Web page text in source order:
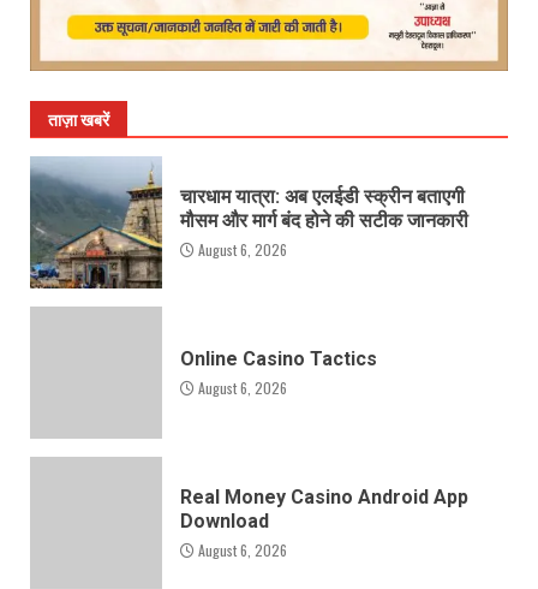
ताज़ा खबरें
चारधाम यात्रा: अब एलईडी स्क्रीन बताएगी
मौसम और मार्ग बंद होने की सटीक जानकारी
August 6, 2026
Online Casino Tactics
August 6, 2026
Real Money Casino Android App
Download
August 6, 2026